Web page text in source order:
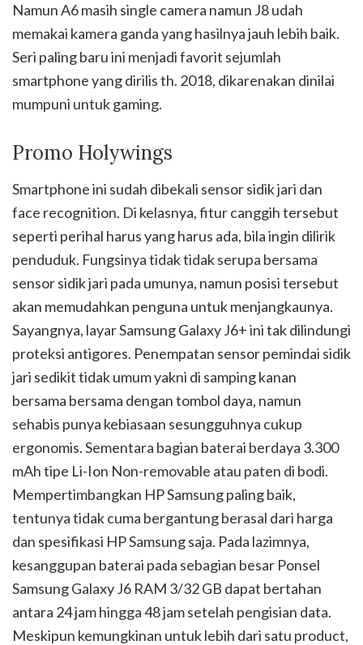
Namun A6 masih single camera namun J8 udah
memakai kamera ganda yang hasilnya jauh lebih baik.
Seri paling baru ini menjadi favorit sejumlah
smartphone yang dirilis th. 2018, dikarenakan dinilai
mumpuni untuk gaming.
Promo Holywings
Smartphone ini sudah dibekali sensor sidik jari dan
face recognition. Di kelasnya, fitur canggih tersebut
seperti perihal harus yang harus ada, bila ingin dilirik
penduduk. Fungsinya tidak tidak serupa bersama
sensor sidik jari pada umunya, namun posisi tersebut
akan memudahkan penguna untuk menjangkaunya.
Sayangnya, layar Samsung Galaxy J6+ ini tak dilindungi
proteksi antigores. Penempatan sensor pemindai sidik
jari sedikit tidak umum yakni di samping kanan
bersama bersama dengan tombol daya, namun
sehabis punya kebiasaan sesungguhnya cukup
ergonomis. Sementara bagian baterai berdaya 3.300
mAh tipe Li-Ion Non-removable atau paten di bodi.
Mempertimbangkan HP Samsung paling baik,
tentunya tidak cuma bergantung berasal dari harga
dan spesifikasi HP Samsung saja. Pada lazimnya,
kesanggupan baterai pada sebagian besar Ponsel
Samsung Galaxy J6 RAM 3/32 GB dapat bertahan
antara 24 jam hingga 48 jam setelah pengisian data.
Meskipun kemungkinan untuk lebih dari satu product,